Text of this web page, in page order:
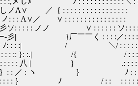
／｛ : : : : : : : : : : : : : : : : :
／ ∨ : : : : : : : : : : : : : : : :
: : ノノ ∨ : : : : : : ソ: : : :
‐彡| }厂￣￣く : : : :／: : : :
): ＿: ﾉ: : : :| / ＼/ : : : : :
: : : : :: }: :.| /{ / : : : :
: : : : 八 | ｝ .: : : : : :
: : ／ : ヽ ｝ ﾉ : : : :
: : : : ｝ ﾉ / : : ￣: : : : :